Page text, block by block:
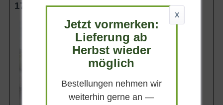
175-200 cm C80
Wuchsendhöhe
Belaubung
Sommergrün
Blatt- / Nadelfarbe
Standort
Sonnig-schattig
X
Jetzt vormerken:
Lieferung ab
Herbst wieder
möglich
Bestellungen nehmen wir
weiterhin gerne an —